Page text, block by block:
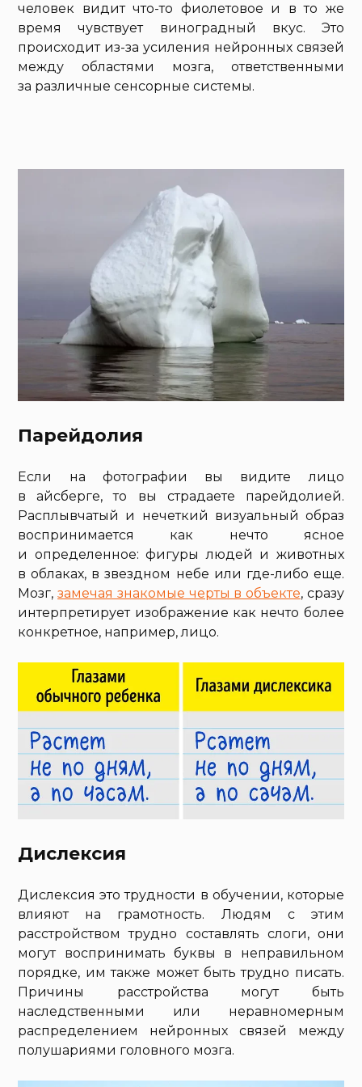
человек видит что-то фиолетовое и в то же
время чувствует виноградный вкус. Это
происходит из-за усиления нейронных связей
между областями мозга, ответственными
за различные сенсорные системы.
Парейдолия
Если на фотографии вы видите лицо
в айсберге, то вы страдаете парейдолией.
Расплывчатый и нечеткий визуальный образ
воспринимается как нечто ясное
и определенное: фигуры людей и животных
в облаках, в звездном небе или где-либо еще.
Мозг,замечая знакомые черты в объекте, сразу
интерпретирует изображение как нечто более
конкретное, например, лицо.
Дислексия
Дислексия это трудности в обучении, которые
влияют на грамотность. Людям с этим
расстройством трудно составлять слоги, они
могут воспринимать буквы в неправильном
порядке, им также может быть трудно писать.
Причины расстройства могут быть
наследственными или неравномерным
распределением нейронных связей между
полушариями головного мозга.